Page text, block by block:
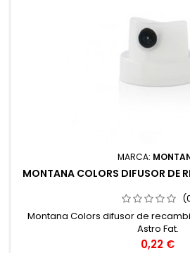
MARCA:
MONTANA COLORS DIFUSOR DE
Montana Colors difusor de
Astro Fat.
Precio
0,22 €